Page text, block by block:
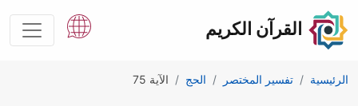
القرآن الكريم
الرئيسية تفسير المختصر الحج الآية 75